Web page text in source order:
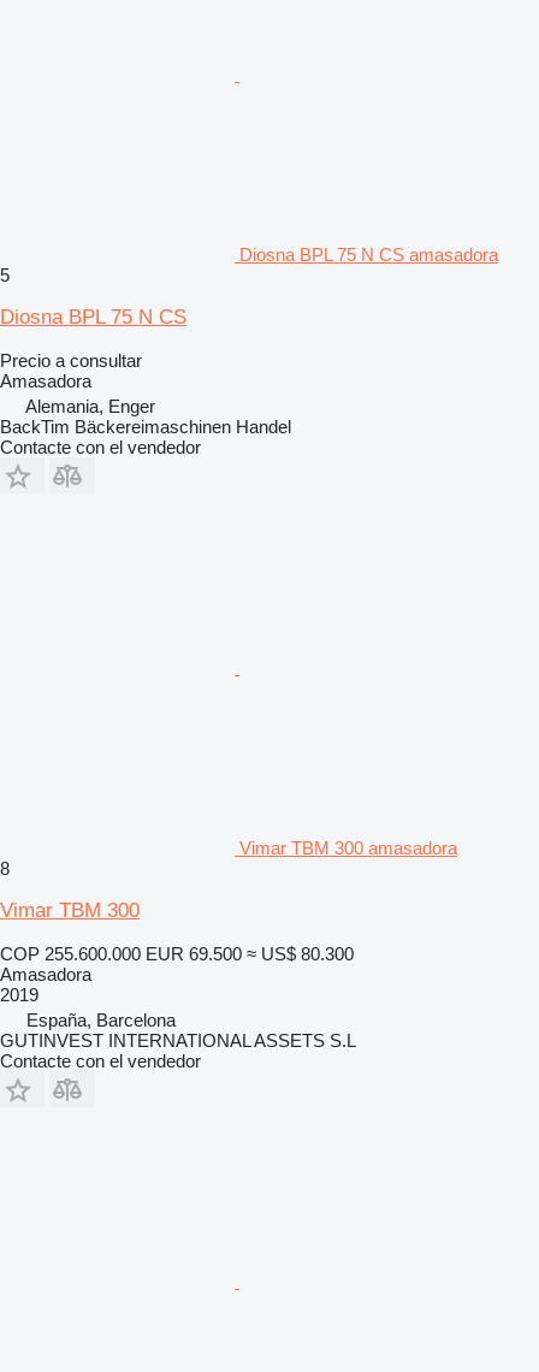
Diosna BPL 75 N CS amasadora
5
Diosna BPL 75 N CS
Precio a consultar
Amasadora
Alemania, Enger
BackTim Bäckereimaschinen Handel
Contacte con el vendedor
Vimar TBM 300 amasadora
8
Vimar TBM 300
COP 255.600.000 EUR 69.500 ≈ US$ 80.300
Amasadora
2019
España, Barcelona
GUTINVEST INTERNATIONAL ASSETS S.L
Contacte con el vendedor